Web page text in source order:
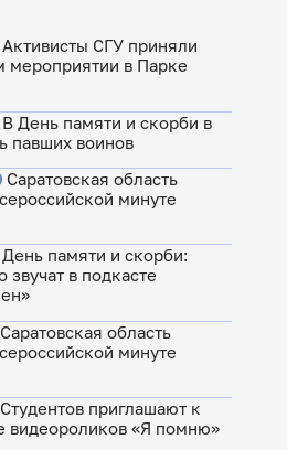
Активисты СГУ приняли
мероприятии в Парке
В День памяти и скорби в
павших воинов
Саратовская область
минуте
День памяти и скорби:
звучат в подкасте
Саратовская область
минуте
Студентов приглашают к
видеороликов «Я помню»